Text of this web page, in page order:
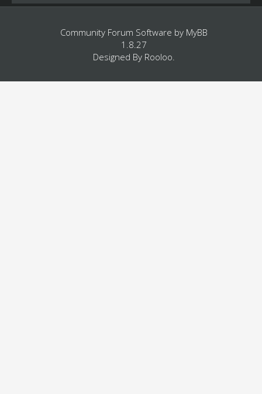
Community Forum Software by MyBB
1.8.27
Designed By Rooloo.